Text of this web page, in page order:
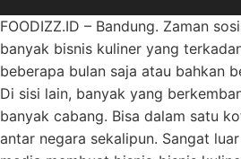
FOODIZZ.ID – Bandung. Zaman
banyak bisnis kuliner yang
beberapa bulan saja atau bahkan
Di sisi lain, banyak yang
banyak cabang. Bisa dalam satu
antar negara sekalipun. Sangat